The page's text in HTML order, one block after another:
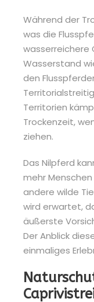
Während der
was die
wasserreichere
Wasserstand
den
Territorien
Trockenzeit,
ziehen.
Das Nilpferd
mehr
andere wilde
wird erwartet,
äußerste
Der Anblick
einmaliges